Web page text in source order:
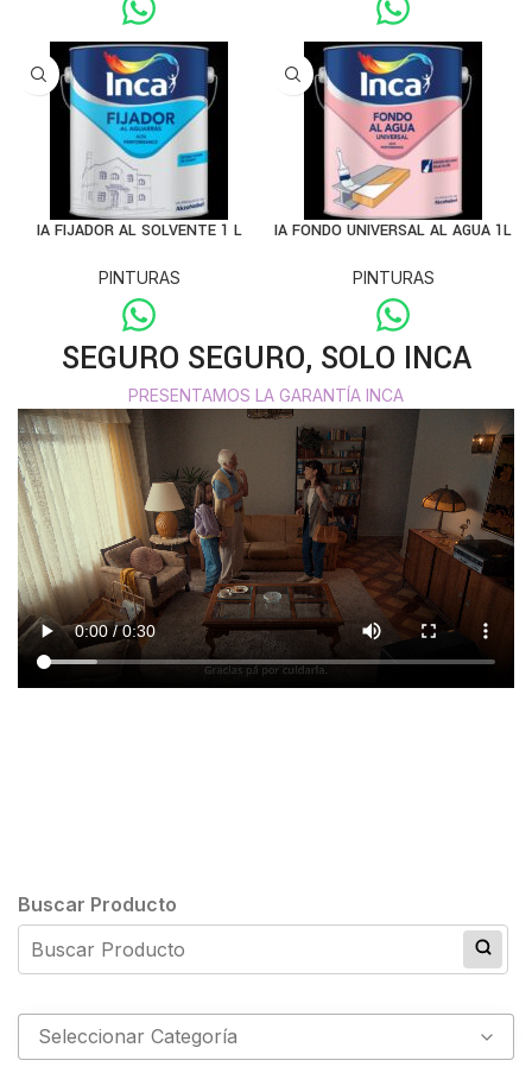
IA FIJADOR AL SOLVENTE 1 L
PINTURAS
IA FONDO UNIVERSAL AL AGUA 1L
PINTURAS
SEGURO SEGURO, SOLO INCA
PRESENTAMOS LA GARANTÍA INCA
Buscar Producto
Seleccionar Categoría